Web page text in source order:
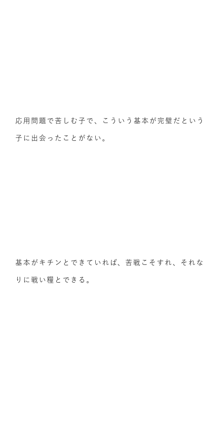
応用問題で苦しむ子で、こういう基本が完璧だという
子に出会ったことがない。
基本がキチンとできていれば、苦戦こそすれ、それな
りに戦い糧とできる。